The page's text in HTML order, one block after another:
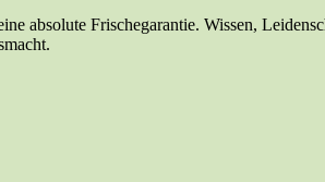
absolute Frischegarantie. Wissen,